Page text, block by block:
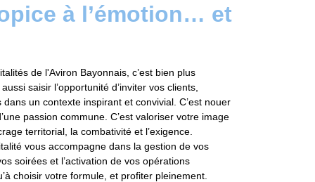
à l’émotion… et
de l'Aviron Bayonnais, c’est bien plus
saisir l’opportunité d’inviter vos clients,
un contexte inspirant et convivial. C’est nouer
passion commune. C’est valoriser votre image
territorial, la combativité et l’exigence.
vous accompagne dans la gestion de vos
soirées et l’activation de vos opérations
choisir votre formule, et profiter pleinement.